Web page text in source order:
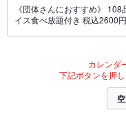
《団体さんにおすすめ》
イス食べ放題付き 税込2600円
カレンダ
下記ボタンを押